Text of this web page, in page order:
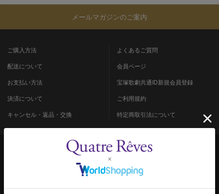
メールマガジンのご案内
ご購入方法
配送について
お支払い方法
決済について
キャンセル・返品・交換
よくあるご質問
会員ページ
宝塚歌劇共通ID新規会員登録
ご利用規約
特定商取引法について